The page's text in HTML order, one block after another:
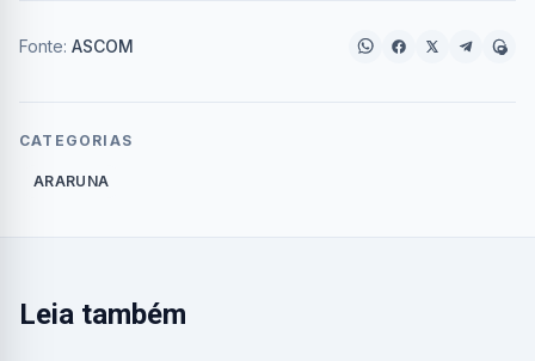
Fonte: ASCOM
CATEGORIAS
ARARUNA
Leia também